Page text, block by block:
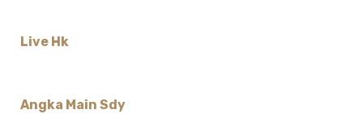
Live Hk
Angka Main Sdy